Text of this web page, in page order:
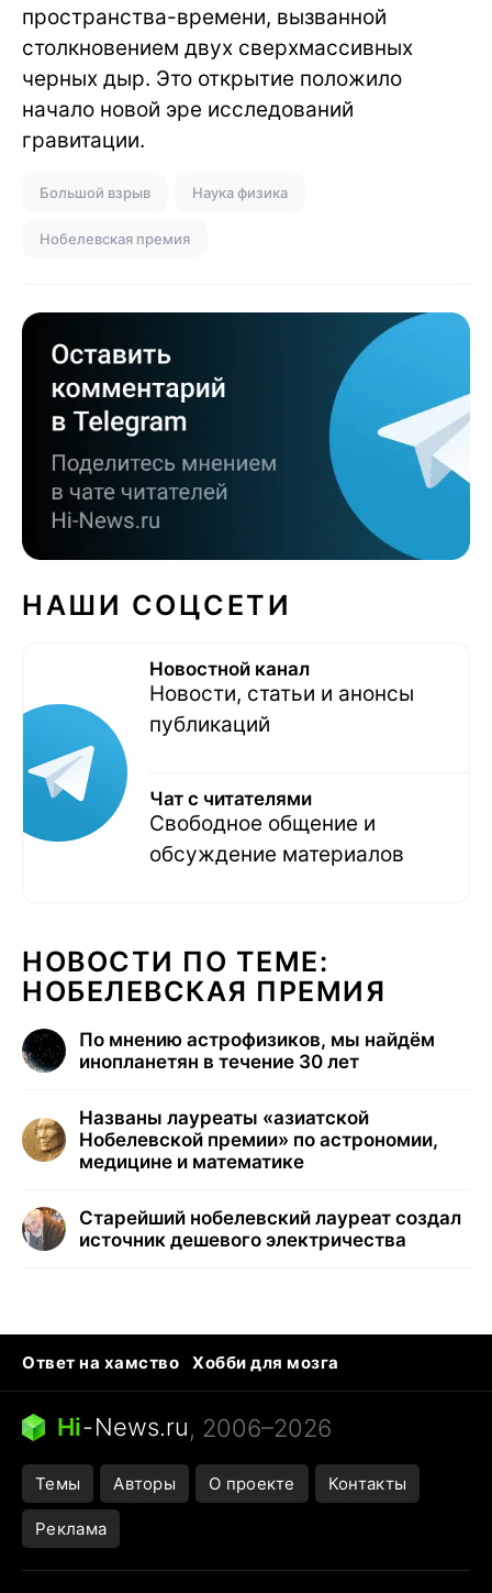
пространства-времени, вызванной
столкновением двух сверхмассивных
черных дыр. Это открытие положило
начало новой эре исследований
гравитации.
Большой взрыв Наука физика
Нобелевская премия
НАШИ СОЦСЕТИ
Новостной канал
Новости, статьи и анонсы
публикаций
Чат с читателями
Свободное общение и
обсуждение материалов
НОВОСТИ ПО ТЕМЕ:
НОБЕЛЕВСКАЯ ПРЕМИЯ
По мнению астрофизиков, мы найдём
инопланетян в течение 30 лет
Названы лауреаты «азиатской
Нобелевской премии» по астрономии,
медицине и математике
Старейший нобелевский лауреат создал
источник дешевого электричества
Ответ на хамство
Хобби для мозга
Бензин 100 vs 95
Тунцы в океанариуме
Следующая пандемия
Hi-News.ru, 2006–2026
Темы Авторы О проекте Контакты
Реклама